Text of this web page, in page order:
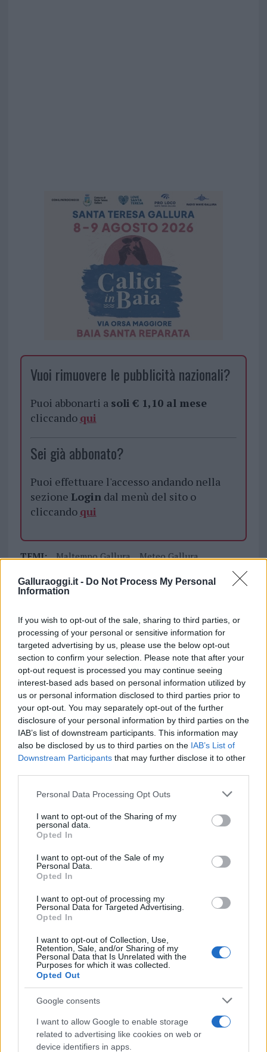
Galluraoggi.it - Do Not Process My Personal
Information
If you wish to opt-out of the sale, sharing to third parties, or
processing of your personal or sensitive information for
targeted advertising by us, please use the below opt-out
section to confirm your selection. Please note that after your
opt-out request is processed you may continue seeing
interest-based ads based on personal information utilized by
us or personal information disclosed to third parties prior to
your opt-out. You may separately opt-out of the further
disclosure of your personal information by third parties on the
IAB’s list of downstream participants. This information may
also be disclosed by us to third parties on the IAB’s List of
Downstream Participants that may further disclose it to other
Please note that this website/app uses one or more Google
not limited to your visit or usage behaviour. You may click to
grant or deny consent to Google and its third-party tags to
use your data for below specified purposes in below Google
consent section.
Personal Data Processing Opt Outs
I want to opt-out of the Sharing of my
personal data.
Opted In
I want to opt-out of the Sale of my
Personal Data.
Opted In
I want to opt-out of processing my
Personal Data for Targeted Advertising.
Opted In
I want to opt-out of Collection, Use,
Retention, Sale, and/or Sharing of my
Personal Data that Is Unrelated with the
Purposes for which it was collected.
Opted Out
Google consents
I want to allow Google to enable storage
related to advertising like cookies on web or
device identifiers in apps.
Vuoi rimuovere le pubblicità nazionali?
Puoi abbonarti a soli € 1,10 al mese
cliccando qui
Sei già abbonato?
Puoi effettuare l'accesso andando nella
sezione Logindal menù del sito o
cliccando qui
TEMI: Maltempo Gallura
Meteo Gallura
Protezione Civile Sardegna
Inviaci le tue segnalazioni,
i tuoi video e le tue foto
Su WhatsApp al numero +39
345 356 7512
Notizie in tempo reale?
Entra nel canale telegram di
GalluraOggi.it
Ricevi le nostre ultime news
da Google News
Condividi l'articolo
F
a
ce
b
o
o
k
T
w
it
te
r
n
te
re
st
h
at
s
p
p
h
a
re
Articolo precedente
NOTIZIE RECENTI